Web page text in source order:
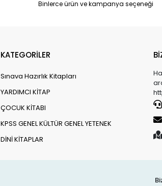
Binlerce ürün ve kampanya seçeneği
KATEGORİLER
Sınava Hazırlık Kitapları
YARDIMCI KİTAP
ÇOCUK KİTABI
KPSS GENEL KÜLTÜR GENEL YETENEK
DİNİ KİTAPLAR